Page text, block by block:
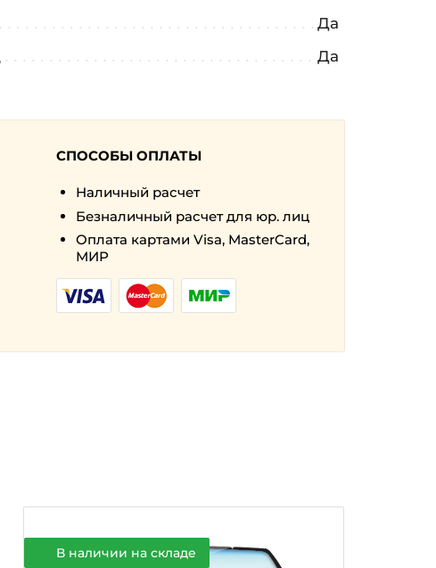
Да
Да
СПОСОБЫ ОПЛАТЫ
Наличный расчет
Безналичный расчет для юр. лиц
Оплата картами Visa, MasterCard,
МИР
В наличии на складе